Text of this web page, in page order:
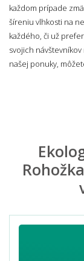
každom prípade
šíreniu vlhkosti na
každého, či už
svojich návštevníkov
našej ponuky,